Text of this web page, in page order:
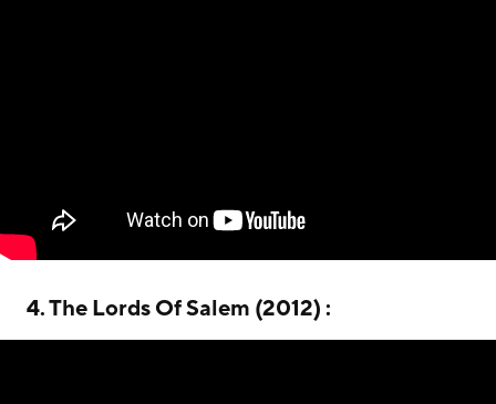
4. The Lords Of Salem (2012) :